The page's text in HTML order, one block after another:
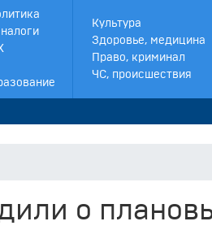
Культура
Здоровье, медицина
Право, криминал
ЧС, происшествия
о